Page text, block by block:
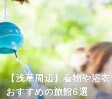
【浅草周辺】着物や浴
おすすめの旅館6選